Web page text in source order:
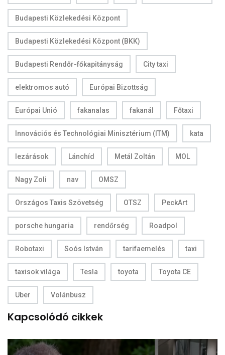
Budapesti Közlekedési Központ
Budapesti Közlekedési Központ (BKK)
Budapesti Rendőr-főkapitányság City taxi
elektromos autó Európai Bizottság
Európai Unió fakanalas fakanál Főtaxi
Innovációs és Technológiai Minisztérium (ITM) kata
lezárások Lánchíd Metál Zoltán MOL
Nagy Zoli nav OMSZ
Országos Taxis Szövetség OTSZ PeckArt
porsche hungaria rendőrség Roadpol
Robotaxi Soós István tarifaemelés taxi
taxisok világa Tesla toyota Toyota CE
Uber Volánbusz
Kapcsolódó cikkek